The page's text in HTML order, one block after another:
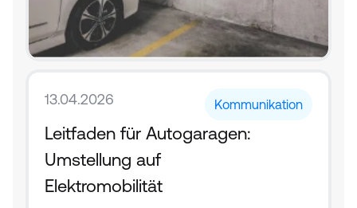
13.04.2026 Kommunikation
Leitfaden für Autogaragen:
Umstellung auf
Elektromobilität